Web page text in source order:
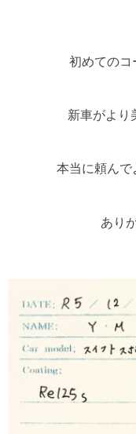
初めてのコ
新車がより
本当に頼んで
あり